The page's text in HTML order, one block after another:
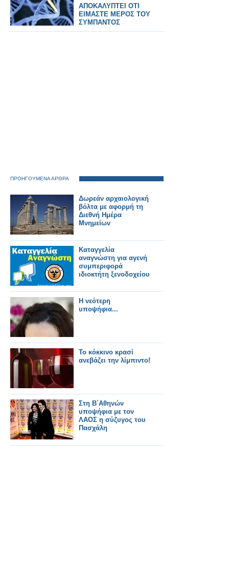
ΑΠΟΚΑΛΥΠΤΕΙ ΟΤΙ
ΕΙΜΑΣΤΕ ΜΕΡΟΣ ΤΟΥ
ΣΥΜΠΑΝΤΟΣ
ΠΡΟΗΓΟΥΜΕΝΑ ΑΡΘΡΑ
Δωρεάν αρχαιολογική
βόλτα με αφορμή τη
Διεθνή Ημέρα
Μνημείων
Καταγγελία
αναγνώστη για αγενή
συμπεριφορά
ιδιοκτήτη ξενοδοχείου
Η νεότερη
υποψήφια...
Το κόκκινο κρασί
ανεβάζει την λίμπιντο!
Στη Β΄Αθηνών
υποψήφια με τον
ΛΑΟΣ η σύζυγος του
Πασχάλη